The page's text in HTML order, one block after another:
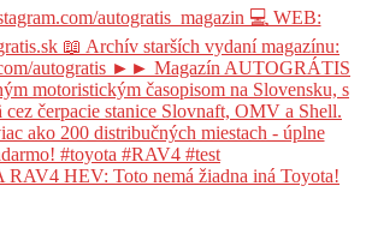
HEV: Toto nemá žiadna iná Toyota!